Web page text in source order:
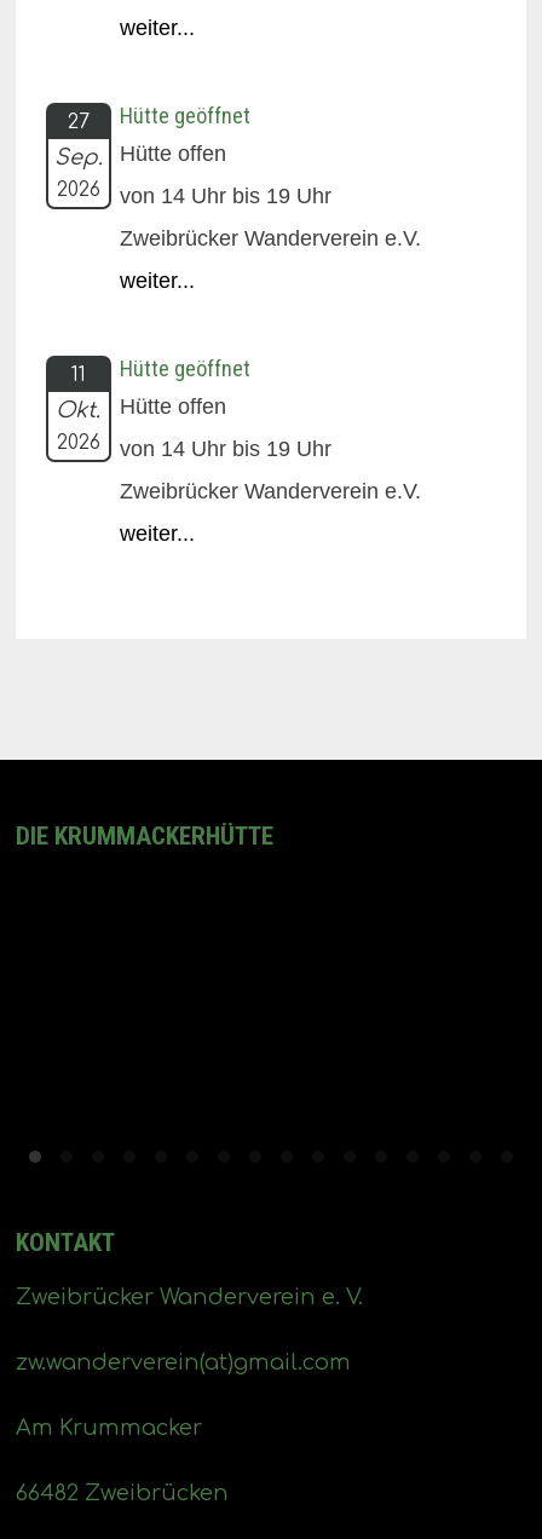
weiter...
27
Sep.
2026
Hütte geöffnet
Hütte offen
von 14 Uhr bis 19 Uhr
Zweibrücker Wanderverein e.V.
weiter...
11
Okt.
2026
Hütte geöffnet
Hütte offen
von 14 Uhr bis 19 Uhr
Zweibrücker Wanderverein e.V.
weiter...
DIE KRUMMACKERHÜTTE
KONTAKT
Zweibrücker Wanderverein e. V.
zw.wanderverein(at)gmail.com
Am Krummacker
66482 Zweibrücken